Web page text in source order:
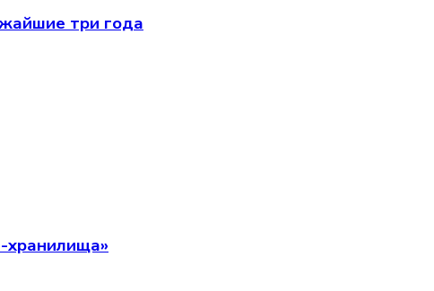
три года
хранилища»